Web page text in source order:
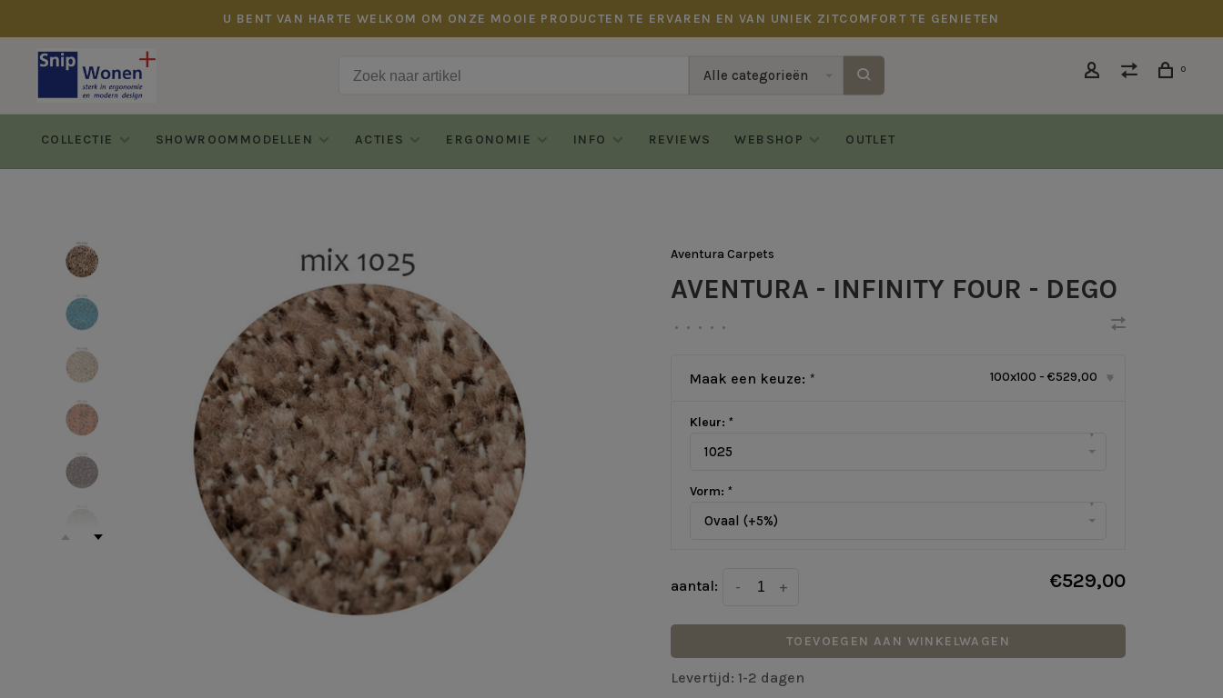
U BENT VAN HARTE WELKOM OM ONZE MOOIE PRODUCTEN TE ERVAREN EN VAN UNIEK ZITCOMFORT TE GENIETEN
Alle categorieën 0
COLLECTIE SHOWROOMMODELLEN ACTIES ERGONOMIE INFO REVIEWS WEBSHOP OUTLET
Aventura Carpets
AVENTURA - INFINITY FOUR - DEGO
• • • • •
Maak een keuze: * 100x100 - €529,00 ▾
Kleur: *
1025
▾
Vorm: *
Ovaal (+5%)
▾
aantal: +
- €529,00
TOEVOEGEN AAN WINKELWAGEN
Levertijd: 1-2 dagen